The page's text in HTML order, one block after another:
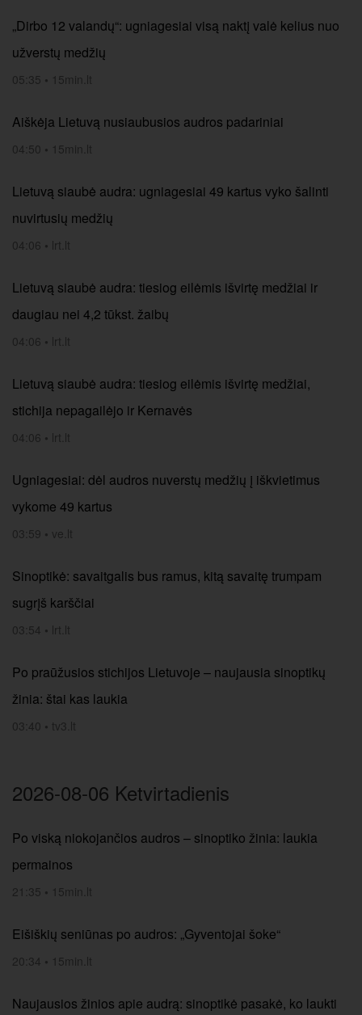
„Dirbo 12 valandų“: ugniagesiai visą naktį valė kelius nuo
užverstų medžių
05:35 • 15min.lt
Aiškėja Lietuvą nusiaubusios audros padariniai
04:50 • 15min.lt
Lietuvą siaubė audra: ugniagesiai 49 kartus vyko šalinti
nuvirtusių medžių
04:06 • lrt.lt
Lietuvą siaubė audra: tiesiog eilėmis išvirtę medžiai ir
daugiau nei 4,2 tūkst. žaibų
04:06 • lrt.lt
Lietuvą siaubė audra: tiesiog eilėmis išvirtę medžiai,
stichija nepagailėjo ir Kernavės
04:06 • lrt.lt
Ugniagesiai: dėl audros nuverstų medžių į iškvietimus
vykome 49 kartus
03:59 • ve.lt
Sinoptikė: savaitgalis bus ramus, kitą savaitę trumpam
sugrįš karščiai
03:54 • lrt.lt
Po praūžusios stichijos Lietuvoje – naujausia sinoptikų
žinia: štai kas laukia
03:40 • tv3.lt
2026-08-06 Ketvirtadienis
Po viską niokojančios audros – sinoptiko žinia: laukia
permainos
21:35 • 15min.lt
Eišiškių seniūnas po audros: „Gyventojai šoke“
20:34 • 15min.lt
Naujausios žinios apie audrą: sinoptikė pasakė, ko laukti